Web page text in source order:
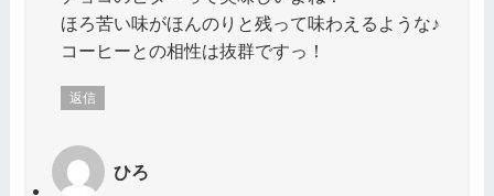
ほろ苦い味がほんのりと残って味わえるような♪
コーヒーとの相性は抜群ですっ！
返信
ひろ